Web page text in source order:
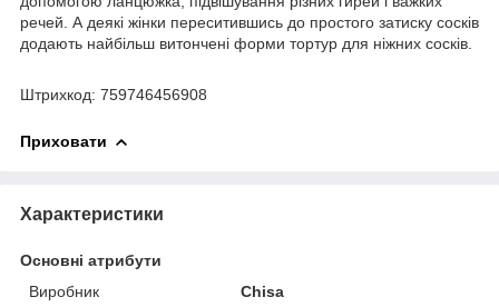
речей. А деякі жінки переситившись до простого затиску сосків
додають найбільш витончені форми тортур для ніжних сосків.
Штрихкод: 759746456908
Приховати
Характеристики
Основні атрибути
Виробник
Chisa